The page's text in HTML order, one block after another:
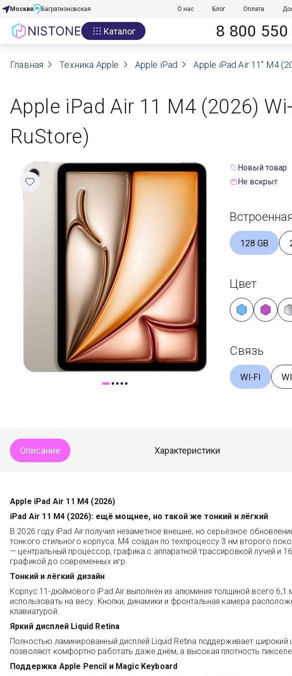
Акции
О нас
Реквизиты
Контакты
Гарантия
Оплата
Доставка
Москва Багратионовская О нас Блог Оплата
Каталог 8 800
Главная Техника Apple Apple iPad Apple iPad Air 11" M4
Apple iPad Air 11 M4 (2026)
RuStore)
Новый товар
Не вскрыт
128 GB
Цвет
Связь
WI-FI
Описание Характеристики
Apple iPad Air 11 M4 (2026)
iPad Air 11 M4 (2026): ещё мощнее, но такой же тонкий и лёгкий
В 2026 году iPad Air получил незаметное внешне, но серьёзное
тонкого стильного корпуса. M4 создан по техпроцессу 3 нм второго
— центральный процессор, графика с аппаратной трассировкой лучей
графикой до современных игр.
Тонкий и лёгкий дизайн
Корпус 11-дюймового iPad Air выполнен из алюминия толщиной всего
использовать на весу. Кнопки, динамики и фронтальная камера
клавиатурой.
Яркий дисплей Liquid Retina
Полностью ламинированный дисплей Liquid Retina поддерживает широкий
позволяют комфортно работать даже днём, а высокая плотность
Поддержка Apple Pencil и Magic Keyboard